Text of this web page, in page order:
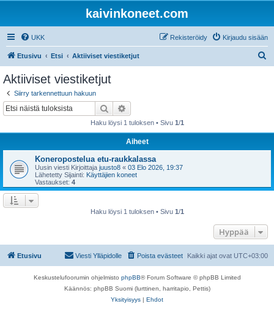
kaivinkoneet.com
UKK Kirjaudu sisään
Rekisteröidy
Etusivu Etsi Aktiiviset viestiketjut
Aktiiviset viestiketjut
Siirry tarkennettuun hakuun
Etsi
Haku löysi 1 tuloksen • Sivu 1/1
Aiheet
Koneropostelua etu-raukkalassa
Uusin viesti Kirjoittaja juusto8 « 03 Elo 2026, 19:37
Lähetetty Sijainti: Käyttäjien koneet
Vastaukset: 4
Haku löysi 1 tuloksen • Sivu 1/1
Hyppää
Etusivu Kaikki ajat ovat UTC+03:00
Poista evästeet
Viesti Ylläpidolle
Keskustelufoorumin ohjelmisto phpBB® Forum Software © phpBB Limited
Käännös: phpBB Suomi (lurttinen, harritapio, Pettis)
Yksityisyys | Ehdot